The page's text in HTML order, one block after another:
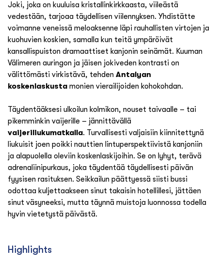
Joki, joka on kuuluisa kristallinkirkkaasta, viileästä
vedestään, tarjoaa täydellisen viilennyksen. Yhdistätte
voimanne veneissä meloaksenne läpi rauhallisten virtojen ja
kuohuvien koskien, samalla kun teitä ympäröivät
kansallispuiston dramaattiset kanjonin seinämät. Kuuman
Välimeren auringon ja jäisen jokiveden kontrasti on
välittömästi virkistävä, tehden Antalyan
koskenlaskusta monien vierailijoiden kohokohdan.
Täydentääksesi ulkoilun kolmikon, nouset taivaalle – tai
pikemminkin vaijerille – jännittävällä
vaijeriliukumatkalla. Turvallisesti valjaisiin kiinnitettynä
liukuisit joen poikki nauttien lintuperspektiivistä kanjoniin
ja alapuolella oleviin koskenlaskijoihin. Se on lyhyt, terävä
adrenaliinipurkaus, joka täydentää täydellisesti päivän
fyysisen rasituksen. Seikkailun päättyessä siisti bussi
odottaa kuljettaakseen sinut takaisin hotellillesi, jättäen
sinut väsyneeksi, mutta täynnä muistoja luonnossa todella
hyvin vietetystä päivästä.
Highlights